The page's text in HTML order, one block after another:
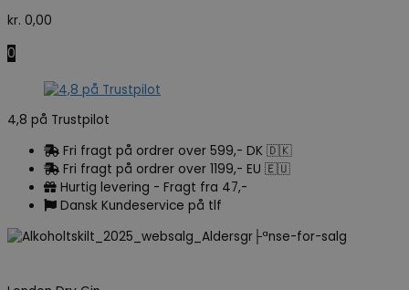
kr. 0,00
0
4,8 på Trustpilot
Fri fragt på ordrer over 599,- DK 🇩🇰
Fri fragt på ordrer over 1199,- EU 🇪🇺
Hurtig levering - Fragt fra 47,-
Dansk Kundeservice på tlf